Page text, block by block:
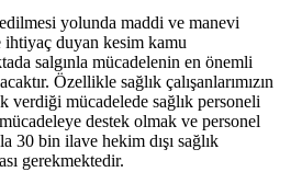
yolunda maddi ve manevi
ihtiyaç duyan kesim kamu
salgınla mücadelenin en önemli
Özellikle sağlık çalışanlarımızın
verdiği mücadelede sağlık personeli
destek olmak ve personel
30 bin ilave hekim dışı sağlık
gerekmektedir.